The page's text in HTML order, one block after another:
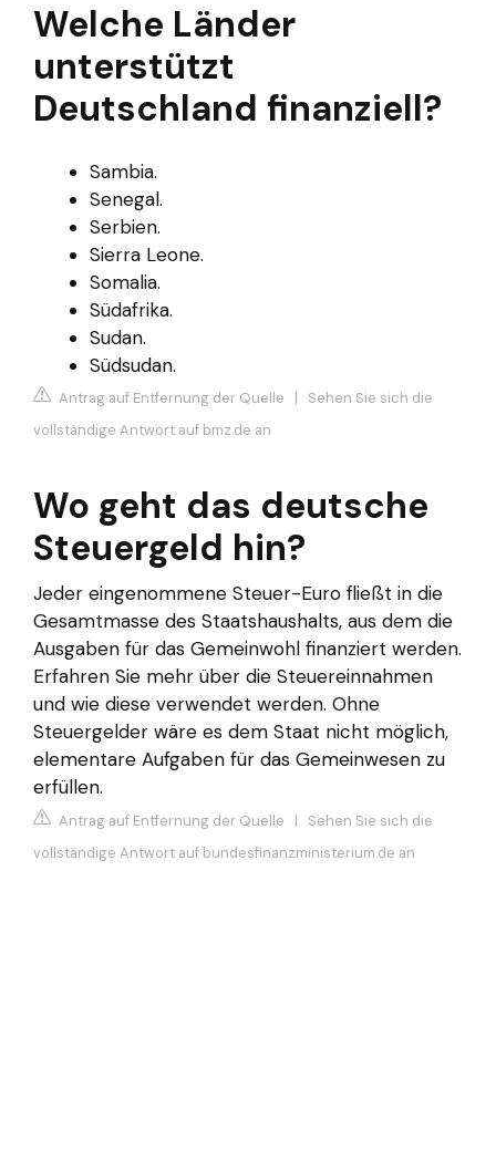
Welche Länder
unterstützt
Deutschland finanziell?
Sambia.
Senegal.
Serbien.
Sierra Leone.
Somalia.
Südafrika.
Sudan.
Südsudan.
Antrag auf Entfernung der Quelle | Sehen Sie sich die
vollständige Antwort auf bmz.de an
Wo geht das deutsche
Steuergeld hin?
Jeder eingenommene Steuer-Euro fließt in die
Gesamtmasse des Staatshaushalts, aus dem die
Ausgaben für das Gemeinwohl finanziert werden.
Erfahren Sie mehr über die Steuereinnahmen
und wie diese verwendet werden. Ohne
Steuergelder wäre es dem Staat nicht möglich,
elementare Aufgaben für das Gemeinwesen zu
erfüllen.
Antrag auf Entfernung der Quelle | Sehen Sie sich die
vollständige Antwort auf bundesfinanzministerium.de an